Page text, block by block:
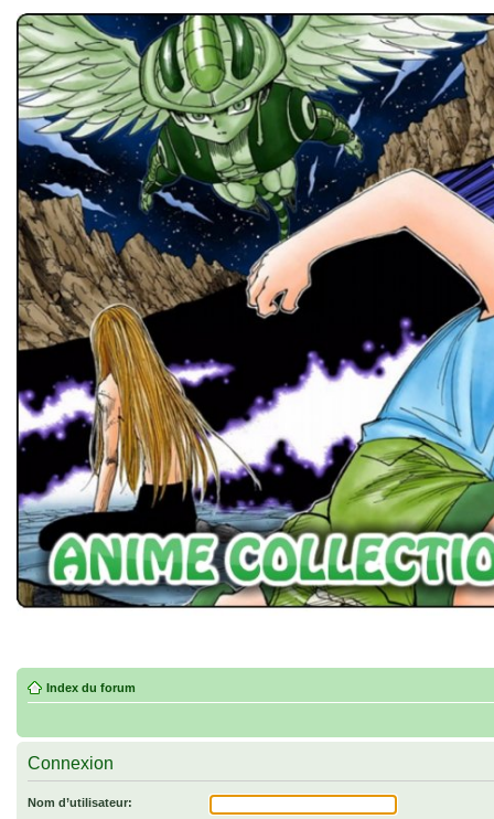
Index du forum
Connexion
Nom d’utilisateur: